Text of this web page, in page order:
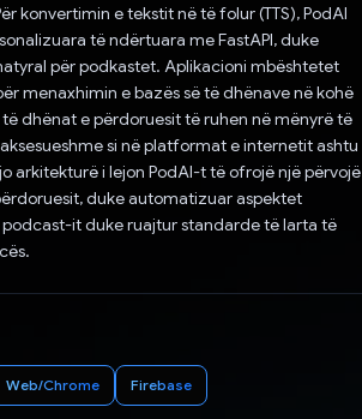
konvertimin e tekstit në të folur (TTS), PodAI
të ndërtuara me FastAPI, duke
për podkastet. Aplikacioni mbështetet
menaxhimin e bazës së të dhënave në kohë
dhënat e përdoruesit të ruhen në mënyrë të
si në platformat e internetit ashtu
arkitekturë i lejon PodAI-t të ofrojë një përvojë
duke automatizuar aspektet
it duke ruajtur standarde të larta të
Web/Chrome Firebase